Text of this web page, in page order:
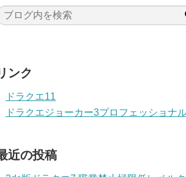
ンク
ドラクエ11
ドラクエジョーカー3プロフェッショナ
近の投稿